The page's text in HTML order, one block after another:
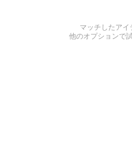
マッチしたア
他のオプションで